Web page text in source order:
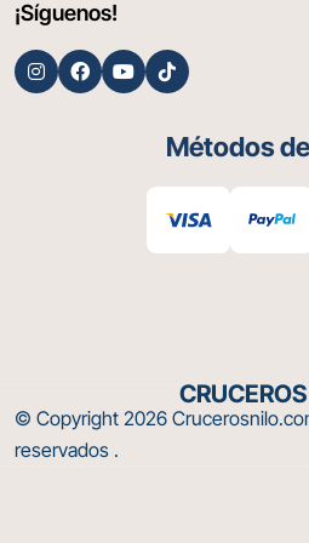
aquello que quieren hacer
Egipto. Su imponente
convierten en un destino
egipcia. ¿Qué secretos más
aquellos valientes y curiosos
descubrirlo podrán revelar la
enigma de la Gran Esfinge.
ofrece emocionantes viajes a
donde podrás descubrir la
egipcia y maravillarte con sus
emblemáticos, incluida la Gran
¡Síguenos!
Métodos
© Copyright 2026
reservados .